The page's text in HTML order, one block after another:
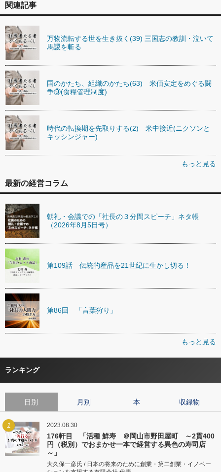
関連記事
万物流転する世を生き抜く(39) 三国志の教訓・泣いて
馬謖を斬る
国のかたち、組織のかたち(63) 米価安定をめぐる闘
争⑨(食糧管理制度)
時代の転換期を先取りする(2) 米中接近(ニクソンと
キッシンジャー)
もっと見る
最新の経営コラム
朝礼・会議での「社長の３分間スピーチ」ネタ帳
（2026年8月5日号）
第109話 伝統的産品を21世紀に生かし切る！
第86回 「言葉狩り」
もっと見る
ランキング
日別 月別 本 収録物
1 2023.08.30
176軒目 「活種 鮮寿 ＠岡山市野田屋町 ～2貫400
円（税別）でおまかせ一本で経営する異色の寿司店
～」
大久保一彦氏 / 日本の将来のために創業・第二創業・イノベー